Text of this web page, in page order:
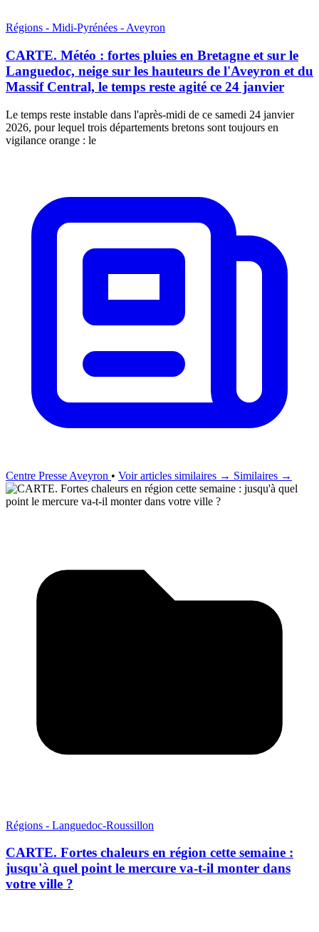
Régions - Midi-Pyrénées - Aveyron
CARTE. Météo : fortes pluies en Bretagne et sur le
Languedoc, neige sur les hauteurs de l'Aveyron et du
Massif Central, le temps reste agité ce 24 janvier
Le temps reste instable dans l'après-midi de ce samedi 24 janvier
2026, pour lequel trois départements bretons sont toujours en
vigilance orange : le
Centre Presse Aveyron • Voir articles similaires → Similaires →
Régions - Languedoc-Roussillon
CARTE. Fortes chaleurs en région cette semaine :
jusqu'à quel point le mercure va-t-il monter dans
votre ville ?